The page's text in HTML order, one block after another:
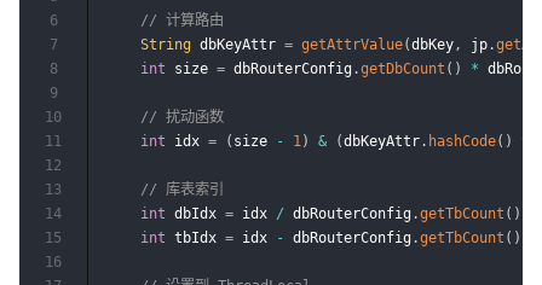
// 计算路由
String dbKeyAttr = getAttrValue(dbKey , jp .
int size = dbRouterConfig .getDbCount ( ) *
// 扰动函数
int idx = ( size - 1 ) & (dbKeyAttr . hashCode( ) ^
// 库表索引
int dbIdx = idx / dbRouterConfig .getTbCount ( )
int tbIdx = idx - dbRouterConfig .getTbCount ( )
6
7
8
9
10
11
12
13
14
15
16